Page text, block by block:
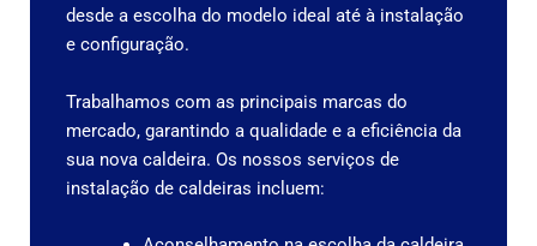
desde a escolha do modelo ideal até à instalação
e configuração.
Trabalhamos com as principais marcas do
mercado, garantindo a qualidade e a eficiência da
sua nova caldeira. Os nossos serviços de
instalação de caldeiras incluem: